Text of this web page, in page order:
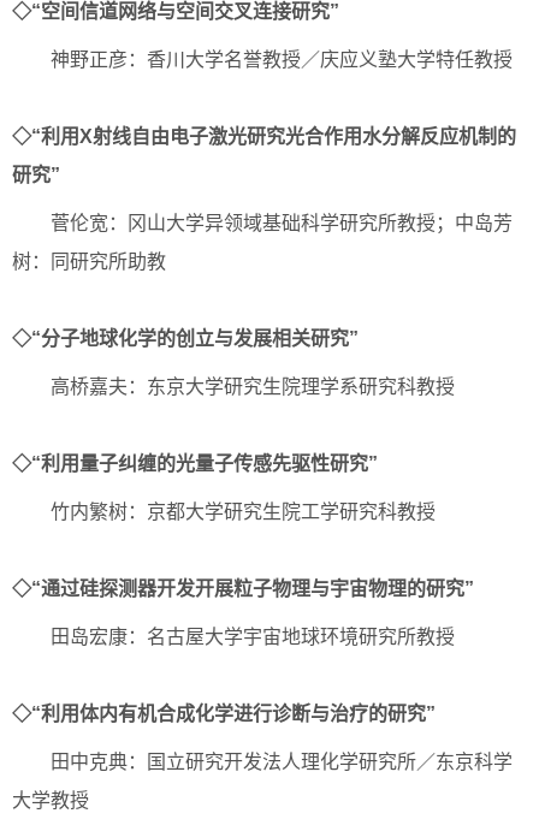
◇“空间信道网络与空间交叉连接研究”
神野正彦：香川大学名誉教授／庆应义塾大学特任教授
◇“利用X射线自由电子激光研究光合作用水分解反应机制的
研究”
菅伦宽：冈山大学异领域基础科学研究所教授；中岛芳
树：同研究所助教
◇“分子地球化学的创立与发展相关研究”
高桥嘉夫：东京大学研究生院理学系研究科教授
◇“利用量子纠缠的光量子传感先驱性研究”
竹内繁树：京都大学研究生院工学研究科教授
◇“通过硅探测器开发开展粒子物理与宇宙物理的研究”
田岛宏康：名古屋大学宇宙地球环境研究所教授
◇“利用体内有机合成化学进行诊断与治疗的研究”
田中克典：国立研究开发法人理化学研究所／东京科学
大学教授